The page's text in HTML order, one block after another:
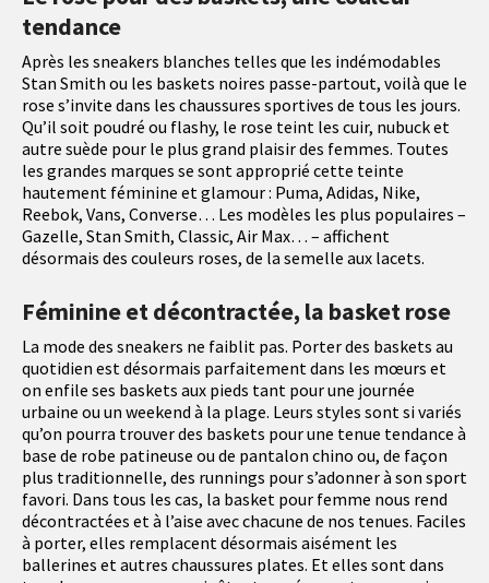
tendance
Après les sneakers blanches telles que les indémodables
Stan Smith ou les baskets noires passe-partout, voilà que le
rose s’invite dans les chaussures sportives de tous les jours.
Qu’il soit poudré ou flashy, le rose teint les cuir, nubuck et
autre suède pour le plus grand plaisir des femmes. Toutes
les grandes marques se sont approprié cette teinte
hautement féminine et glamour : Puma, Adidas, Nike,
Reebok, Vans, Converse… Les modèles les plus populaires –
Gazelle, Stan Smith, Classic, Air Max… – affichent
désormais des couleurs roses, de la semelle aux lacets.
Féminine et décontractée, la basket rose
La mode des sneakers ne faiblit pas. Porter des baskets au
quotidien est désormais parfaitement dans les mœurs et
on enfile ses baskets aux pieds tant pour une journée
urbaine ou un weekend à la plage. Leurs styles sont si variés
qu’on pourra trouver des baskets pour une tenue tendance à
base de robe patineuse ou de pantalon chino ou, de façon
plus traditionnelle, des runnings pour s’adonner à son sport
favori. Dans tous les cas, la basket pour femme nous rend
décontractées et à l’aise avec chacune de nos tenues. Faciles
à porter, elles remplacent désormais aisément les
ballerines et autres chaussures plates. Et elles sont dans